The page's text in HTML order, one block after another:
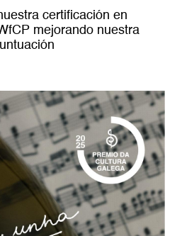
certificación en
mejorando nuestra